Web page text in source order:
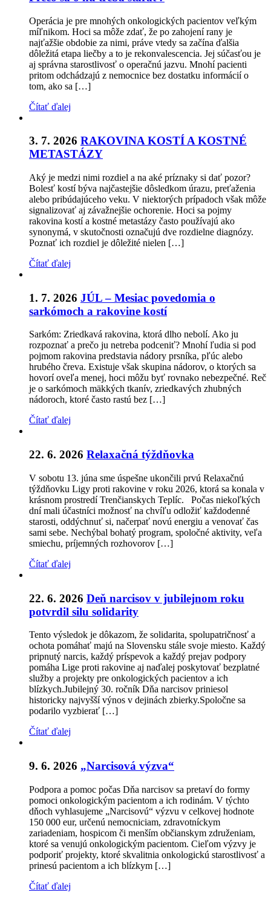
Operácia je pre mnohých onkologických pacientov veľkým
míľnikom. Hoci sa môže zdať, že po zahojení rany je
najťažšie obdobie za nimi, práve vtedy sa začína ďalšia
dôležitá etapa liečby a to je rekonvalescencia. Jej súčasťou je
aj správna starostlivosť o operačnú jazvu. Mnohí pacienti
pritom odchádzajú z nemocnice bez dostatku informácií o
tom, ako sa […]
Čítať ďalej
3. 7. 2026 RAKOVINA KOSTÍ A KOSTNÉ
METASTÁZY
Aký je medzi nimi rozdiel a na aké príznaky si dať pozor?
Bolesť kostí býva najčastejšie dôsledkom úrazu, preťaženia
alebo pribúdajúceho veku. V niektorých prípadoch však môže
signalizovať aj závažnejšie ochorenie. Hoci sa pojmy
rakovina kostí a kostné metastázy často používajú ako
synonymá, v skutočnosti označujú dve rozdielne diagnózy.
Poznať ich rozdiel je dôležité nielen […]
Čítať ďalej
1. 7. 2026 JÚL – Mesiac povedomia o
sarkómoch a rakovine kostí
Sarkóm: Zriedkavá rakovina, ktorá dlho nebolí. Ako ju
rozpoznať a prečo ju netreba podceniť? Mnohí ľudia si pod
pojmom rakovina predstavia nádory prsníka, pľúc alebo
hrubého čreva. Existuje však skupina nádorov, o ktorých sa
hovorí oveľa menej, hoci môžu byť rovnako nebezpečné. Reč
je o sarkómoch mäkkých tkanív, zriedkavých zhubných
nádoroch, ktoré často rastú bez […]
Čítať ďalej
22. 6. 2026 Relaxačná týždňovka
V sobotu 13. júna sme úspešne ukončili prvú Relaxačnú
týždňovku Ligy proti rakovine v roku 2026, ktorá sa konala v
krásnom prostredí Trenčianskych Teplíc. Počas niekoľkých
dní mali účastníci možnosť na chvíľu odložiť každodenné
starosti, oddýchnuť si, načerpať novú energiu a venovať čas
sami sebe. Nechýbal bohatý program, spoločné aktivity, veľa
smiechu, príjemných rozhovorov […]
Čítať ďalej
22. 6. 2026 Deň narcisov v jubilejnom roku
potvrdil silu solidarity
Tento výsledok je dôkazom, že solidarita, spolupatričnosť a
ochota pomáhať majú na Slovensku stále svoje miesto. Každý
pripnutý narcis, každý príspevok a každý prejav podpory
pomáha Lige proti rakovine aj naďalej poskytovať bezplatné
služby a projekty pre onkologických pacientov a ich
blízkych.Jubilejný 30. ročník Dňa narcisov priniesol
historicky najvyšší výnos v dejinách zbierky.Spoločne sa
podarilo vyzbierať […]
Čítať ďalej
9. 6. 2026 „Narcisová výzva“
Podpora a pomoc počas Dňa narcisov sa pretaví do formy
pomoci onkologickým pacientom a ich rodinám. V týchto
dňoch vyhlasujeme „Narcisovú“ výzvu v celkovej hodnote
150 000 eur, určenú nemocniciam, zdravotníckym
zariadeniam, hospicom či menším občianskym združeniam,
ktoré sa venujú onkologickým pacientom. Cieľom výzvy je
podporiť projekty, ktoré skvalitnia onkologickú starostlivosť a
prinesú pacientom a ich blízkym […]
Čítať ďalej